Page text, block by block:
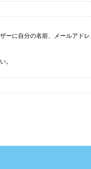
ーに自分の名前、メールアドレ
。